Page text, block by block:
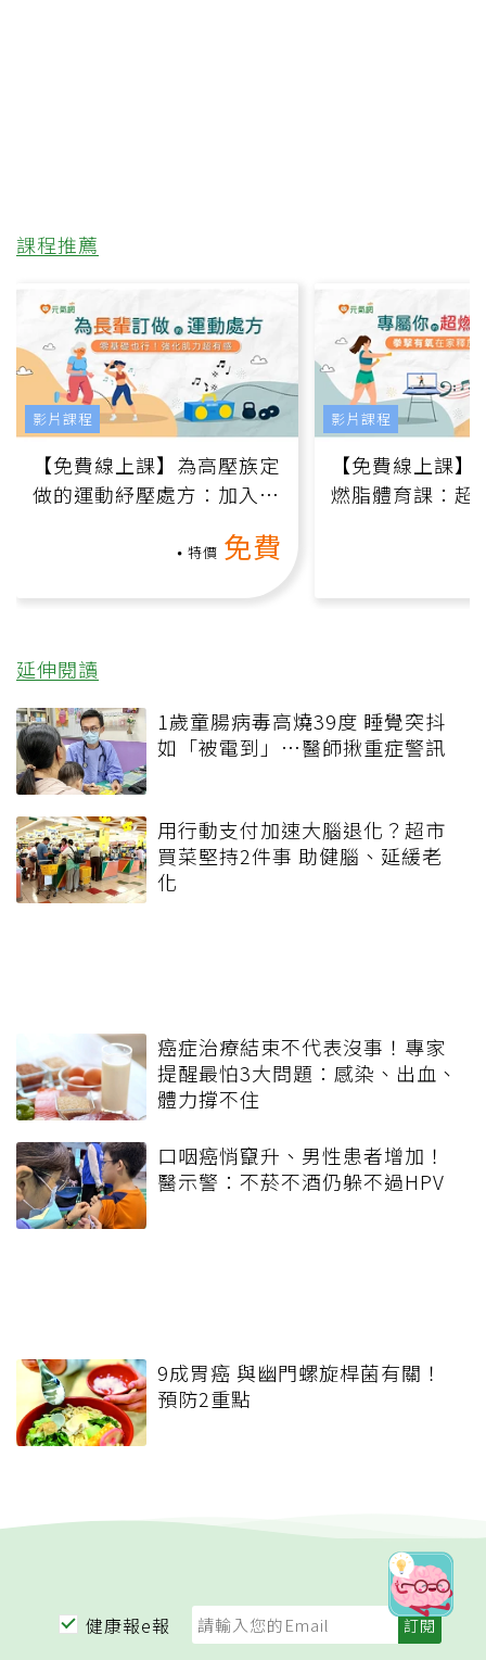
課程推薦
【免費線上課】為高壓族定
做的運動紓壓處方：加入行
特價 免費
影片課程
【免費線上課
燃脂體育課：超
影片課程
延伸閱讀
1歲童腸病毒高燒39度 睡覺突抖
如「被電到」…醫師揪重症警訊
用行動支付加速大腦退化？超市
買菜堅持2件事 助健腦、延緩老
化
癌症治療結束不代表沒事！專家
提醒最怕3大問題：感染、出血、
體力撐不住
口咽癌悄竄升、男性患者增加！
醫示警：不菸不酒仍躲不過HPV
9成胃癌 與幽門螺旋桿菌有關！
預防2重點
健康報e報